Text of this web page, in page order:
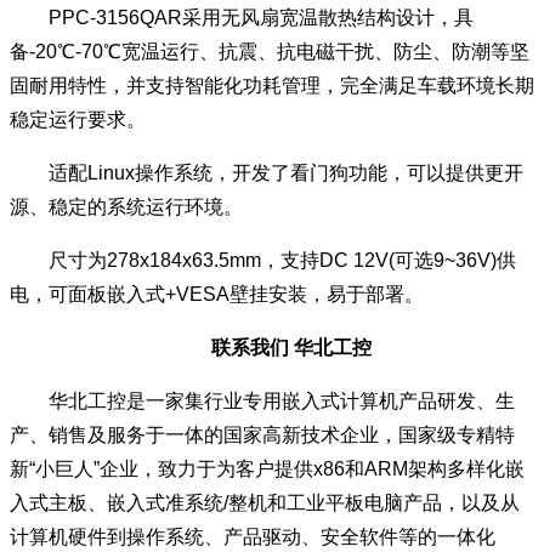
PPC-3156QAR采用无风扇宽温散热结构设计，具
备-20℃-70℃宽温运行、抗震、抗电磁干扰、防尘、防潮等坚
固耐用特性，并支持智能化功耗管理，完全满足车载环境长期
稳定运行要求。
适配Linux操作系统，开发了看门狗功能，可以提供更开
源、稳定的系统运行环境。
尺寸为278x184x63.5mm，支持DC 12V(可选9~36V)供
电，可面板嵌入式+VESA壁挂安装，易于部署。
联系我们 华北工控
华北工控是一家集行业专用嵌入式计算机产品研发、生
产、销售及服务于一体的国家高新技术企业，国家级专精特
新“小巨人”企业，致力于为客户提供x86和ARM架构多样化嵌
入式主板、嵌入式准系统/整机和工业平板电脑产品，以及从
计算机硬件到操作系统、产品驱动、安全软件等的一体化